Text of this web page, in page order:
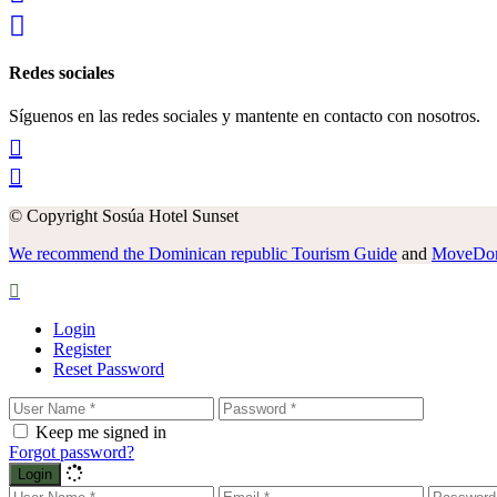
Redes sociales
Síguenos en las redes sociales y mantente en contacto con nosotros.
© Copyright Sosúa Hotel Sunset
We recommend the Dominican republic Tourism Guide and
Login
Register
Reset Password
Keep me signed in
Forgot password?
Login